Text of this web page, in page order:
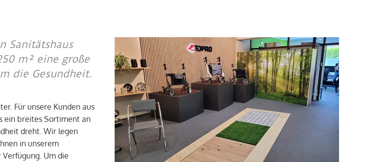
Sanitätshaus
m² eine große
die Gesundheit.
Für unsere Kunden aus
ein breites Sortiment an
dreht. Wir legen
in unserem
Um die